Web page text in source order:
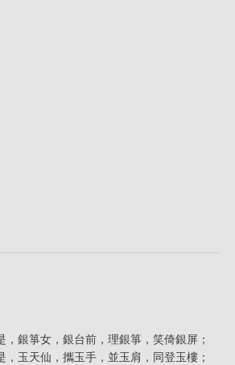
，銀箏女，銀台前，理銀箏，笑倚銀屏；
，玉天仙，攜玉手，並玉肩，同登玉樓；